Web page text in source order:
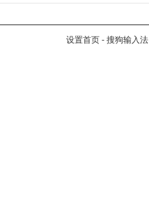
设置首页 - 搜狗输入法